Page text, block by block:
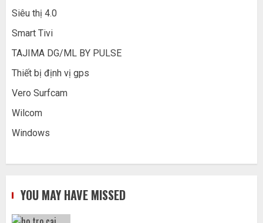
Siêu thị 4.0
Smart Tivi
TAJIMA DG/ML BY PULSE
Thiết bị định vị gps
Vero Surfcam
Wilcom
Windows
YOU MAY HAVE MISSED